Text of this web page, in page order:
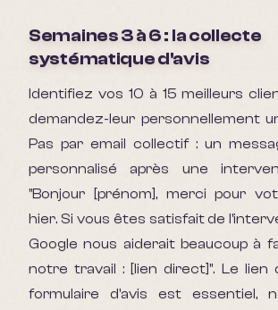
Semaines 3 à 6 : la collecte
systématique d'avis
Identifiez vos 10 à 15 meilleurs
demandez-leur personnellement
Pas par email collectif : un
personnalisé après une
"Bonjour [prénom], merci pour
hier. Si vous êtes satisfait de
Google nous aiderait beaucoup à
notre travail : [lien direct]". Le lien
formulaire d'avis est essentiel,